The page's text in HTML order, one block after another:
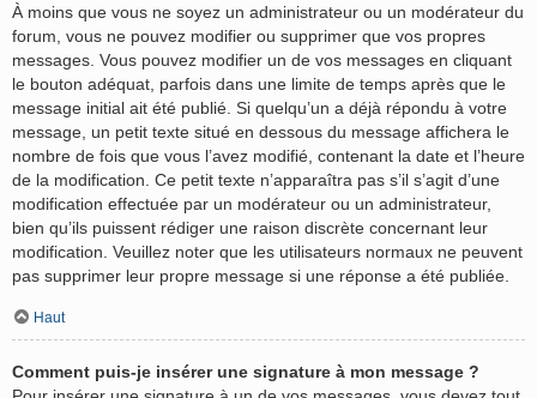
À moins que vous ne soyez un administrateur ou un modérateur du
forum, vous ne pouvez modifier ou supprimer que vos propres
messages. Vous pouvez modifier un de vos messages en cliquant
le bouton adéquat, parfois dans une limite de temps après que le
message initial ait été publié. Si quelqu’un a déjà répondu à votre
message, un petit texte situé en dessous du message affichera le
nombre de fois que vous l’avez modifié, contenant la date et l’heure
de la modification. Ce petit texte n’apparaîtra pas s’il s’agit d’une
modification effectuée par un modérateur ou un administrateur,
bien qu’ils puissent rédiger une raison discrète concernant leur
modification. Veuillez noter que les utilisateurs normaux ne peuvent
pas supprimer leur propre message si une réponse a été publiée.
Haut
Comment puis-je insérer une signature à mon message ?